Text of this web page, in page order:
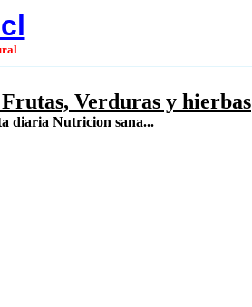
Verduras y hierbas
diaria Nutricion sana...